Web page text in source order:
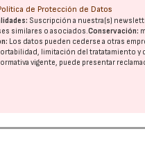
de Protección de Datos
Suscripción a nuestra(s)
similares o asociados.Conservación:
Los datos pueden cederse a otras
limitación del tratatamiento y
vigente, puede presentar